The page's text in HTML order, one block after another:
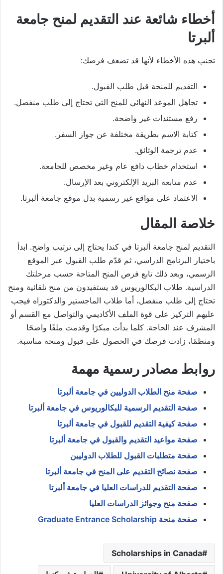
أخطاء شائعة عند التقديم لمنح جامعة
ألبرتا
تجنب هذه الأخطاء لأنها قد تضعف فرصك:
التقديم للمنحة قبل طلب القبول.
تجاهل الموعد النهائي للمنح التي تحتاج إلى طلب منفصل.
رفع مستندات غير واضحة.
كتابة الاسم بطريقة مختلفة عن جواز السفر.
عدم ترجمة الوثائق.
استخدام خطاب دافع عام وغير مخصص للجامعة.
عدم متابعة البريد الإلكتروني بعد الإرسال.
الاعتماد على مواقع غير رسمية بدل موقع جامعة ألبرتا.
خلاصة المقال
التقديم لمنح جامعة ألبرتا في كندا يحتاج إلى ترتيب واضح. ابدأ
باختيار البرنامج الدراسي، ثم قدّم طلب القبول عبر الموقع
الرسمي، وبعد ذلك تابع فرص المنح المتاحة حسب مرحلتك
الدراسية. طلاب البكالوريوس قد يستفيدون من منح تلقائية ومنح
تحتاج إلى طلب منفصل، أما طلاب الماجستير والدكتوراه فيجب
عليهم التركيز على قوة الملف الأكاديمي والتواصل مع القسم أو
المشرف عند الحاجة. كلما بدأت مبكرًا وقدمت ملفًا واضحًا
ومنظمًا، زادت فرصك في الحصول على قبول ومنحة مناسبة.
روابط مصادر رسمية مهمة
صفحة منح الطلاب الدوليين في جامعة ألبرتا
صفحة التقديم الرسمية للبكالوريوس في جامعة ألبرتا
صفحة كيفية التقديم للقبول في جامعة ألبرتا
صفحة مواعيد التقديم والقبول في جامعة ألبرتا
صفحة متطلبات القبول للطلاب الدوليين
صفحة نصائح التقديم على المنح في جامعة ألبرتا
صفحة التقديم للدراسات العليا في جامعة ألبرتا
صفحة منح وجوائز الدراسات العليا
صفحة منحة Graduate Entrance Scholarship
Scholarships in Canada